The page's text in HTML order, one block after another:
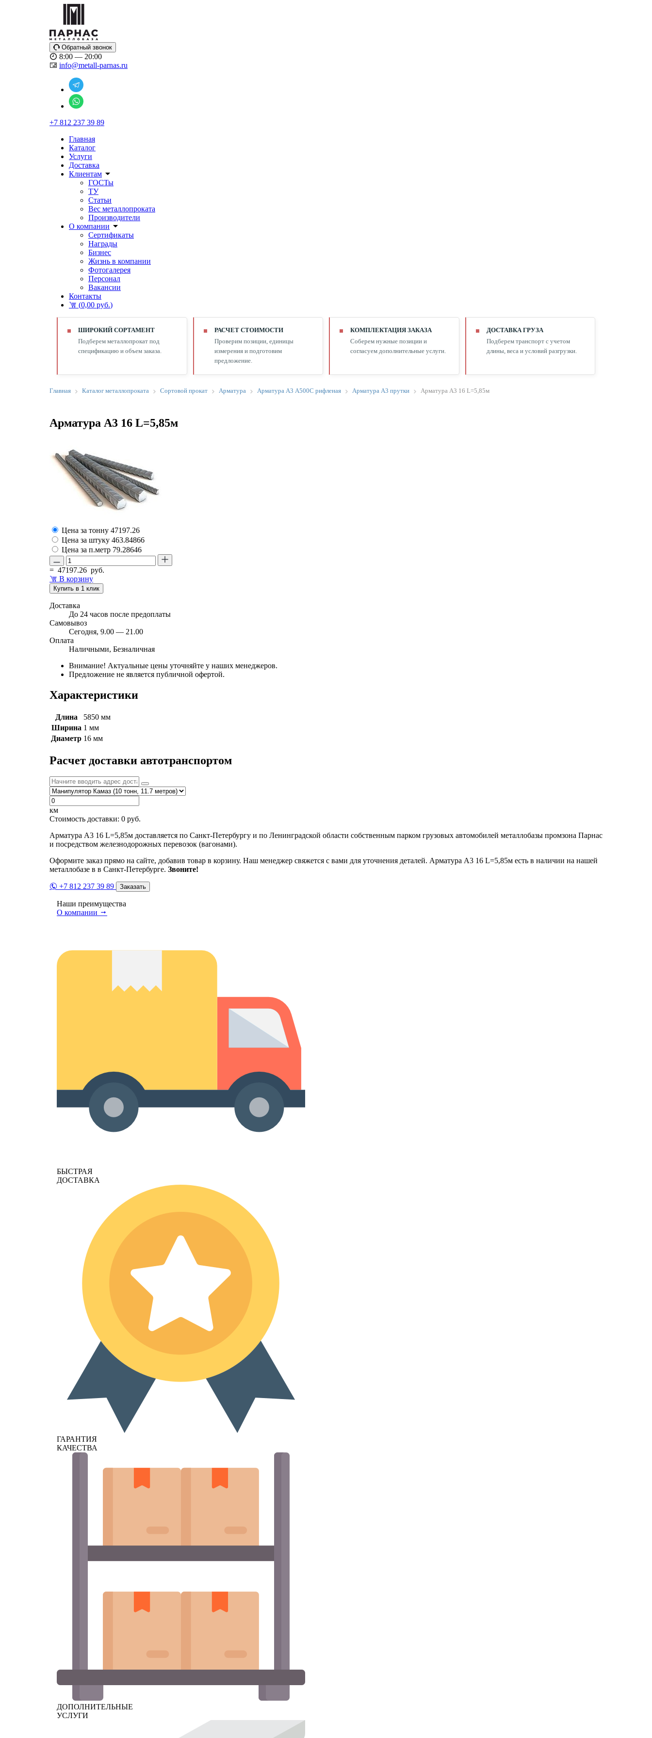
Обратный звонок
8:00 — 20:00
info@metall-parnas.ru
+7 812 237 39 89
Главная
Каталог
Услуги
Доставка
Клиентам
ГОСТы
ТУ
Статьи
Вес металлопроката
Производители
О компании
Сертификаты
Награды
Бизнес
Жизнь в компании
Фотогалерея
Персонал
Вакансии
Контакты
(0,00 руб.)
ШИРОКИЙ СОРТАМЕНТ
Подберем металлопрокат под
спецификацию и объем заказа.
РАСЧЕТ СТОИМОСТИ
Проверим позиции, единицы
измерения и подготовим
предложение.
КОМПЛЕКТАЦИЯ ЗАКАЗА
Соберем нужные позиции и
согласуем дополнительные услуги.
ДОСТАВКА ГРУЗА
Подберем транспорт с учетом
длины, веса и условий разгрузки.
Главная Каталог металлопроката Сортовой прокат Арматура Арматура А3 А500С рифленая Арматура А3 прутки Арматура А3 16 L=5,85м
Арматура А3 16 L=5,85м
Цена за тонну 47197.26
Цена за штуку 463.84866
Цена за п.метр 79.28646
= 47197.26 руб.
В корзину
Купить в 1 клик
Доставка
До 24 часов после предоплаты
Самовывоз
Сегодня, 9.00 — 21.00
Оплата
Наличными, Безналичная
Внимание! Актуальные цены уточняйте у наших менеджеров.
Предложение не является публичной офертой.
Характеристики
Длина
5850 мм
Ширина 1 мм
Диаметр 16 мм
Расчет доставки автотранспортом
км
Стоимость доставки: 0 руб.
Арматура А3 16 L=5,85м доставляется по Санкт-Петербургу и по Ленинградской области собственным парком грузовых автомобилей металлобазы промзона Парнас
и посредством железнодорожных перевозок (вагонами).
Оформите заказ прямо на сайте, добавив товар в корзину. Наш менеджер свяжется с вами для уточнения деталей. Арматура А3 16 L=5,85м есть в наличии на нашей
металлобазе в в Санкт-Петербурге. Звоните!
+7 812 237 39 89 Заказать
Наши преимущества
О компании
БЫСТРАЯ
ДОСТАВКА
ГАРАНТИЯ
КАЧЕСТВА
ДОПОЛНИТЕЛЬНЫЕ
УСЛУГИ